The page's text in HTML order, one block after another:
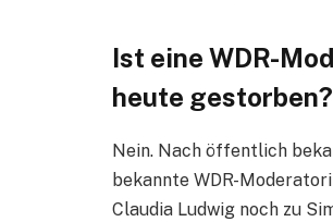
Ist eine WDR-
heute gestorben?
Nein. Nach öffentlich
bekannte WDR-
Claudia Ludwig noch zu